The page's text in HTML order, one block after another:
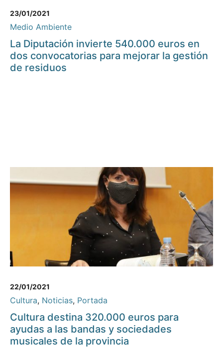
23/01/2021
Medio Ambiente
La Diputación invierte 540.000 euros en
dos convocatorias para mejorar la gestión
de residuos
22/01/2021
Cultura, Noticias, Portada
Cultura destina 320.000 euros para
ayudas a las bandas y sociedades
musicales de la provincia